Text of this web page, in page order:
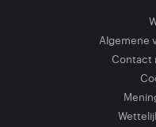
Algemene
Contact